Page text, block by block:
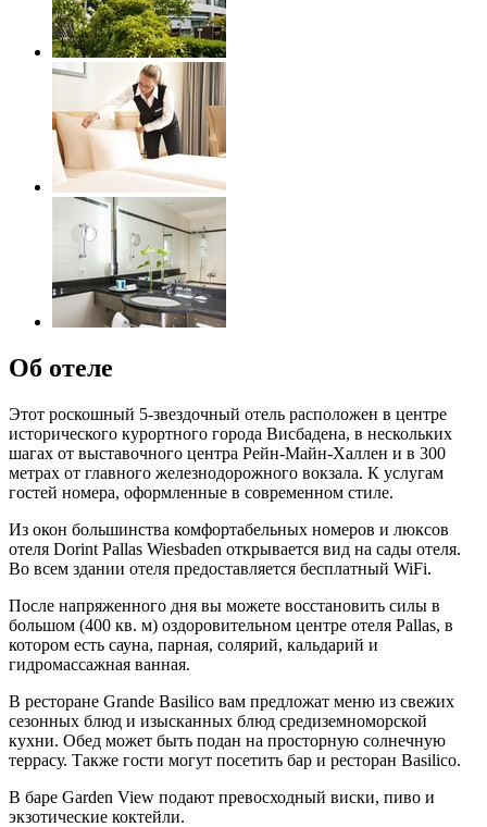
Об отеле
Этот роскошный 5-звездочный отель расположен в центре
исторического курортного города Висбадена, в нескольких
шагах от выставочного центра Рейн-Майн-Халлен и в 300
метрах от главного железнодорожного вокзала. К услугам
гостей номера, оформленные в современном стиле.
Из окон большинства комфортабельных номеров и люксов
отеля Dorint Pallas Wiesbaden открывается вид на сады отеля.
Во всем здании отеля предоставляется бесплатный WiFi.
После напряженного дня вы можете восстановить силы в
большом (400 кв. м) оздоровительном центре отеля Pallas, в
котором есть сауна, парная, солярий, кальдарий и
гидромассажная ванная.
В ресторане Grande Basilico вам предложат меню из свежих
сезонных блюд и изысканных блюд средиземноморской
кухни. Обед может быть подан на просторную солнечную
террасу. Также гости могут посетить бар и ресторан Basilico.
В баре Garden View подают превосходный виски, пиво и
экзотические коктейли.